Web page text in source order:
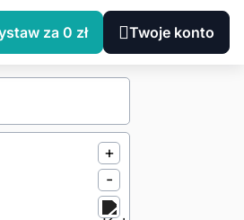
za 0 zł Twoje konto
+
-